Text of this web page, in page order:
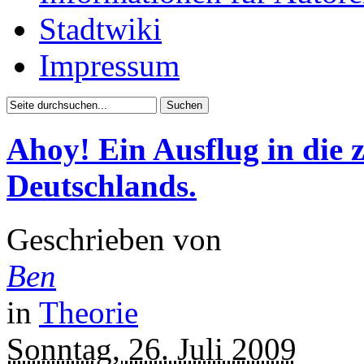
Stadtwiki
Impressum
Ahoy! Ein Ausflug in die
Deutschlands.
Geschrieben von
Ben
in Theorie
Sonntag, 26. Juli 2009